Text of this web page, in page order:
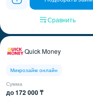
Сравнить
Quick Money
Микрозайм онлайн
Сумма
до 172 000 ₸